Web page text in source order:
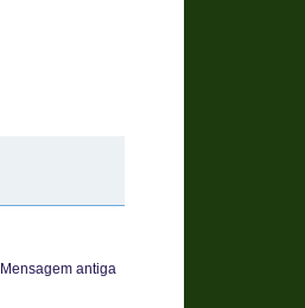
Mensagem antiga